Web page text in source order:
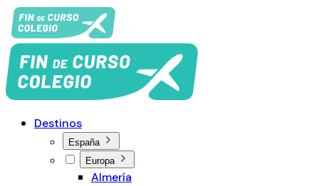
Destinos
España
Europa
Almería